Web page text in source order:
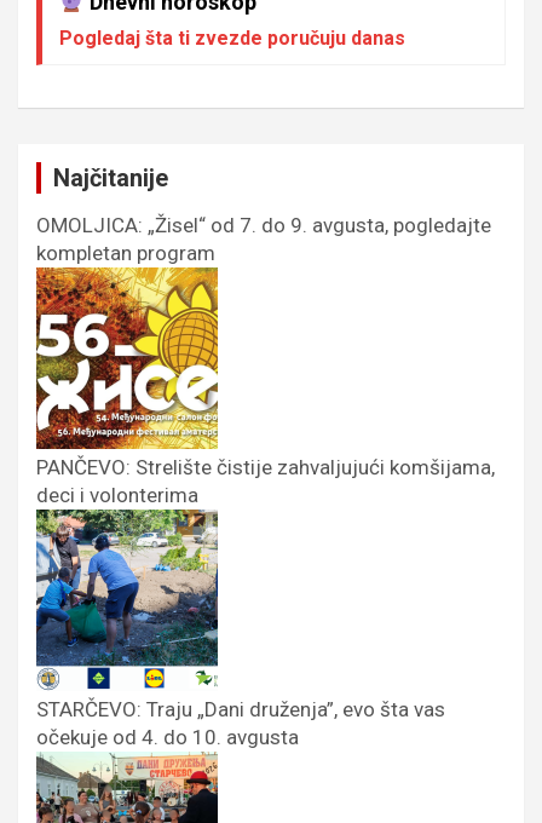
Pogledaj šta ti zvezde poručuju danas
Najčitanije
OMOLJICA: „Žisel“ od 7. do 9. avgusta, pogledajte
kompletan program
PANČEVO: Strelište čistije zahvaljujući komšijama,
deci i volonterima
STARČEVO: Traju „Dani druženja”, evo šta vas
očekuje od 4. do 10. avgusta